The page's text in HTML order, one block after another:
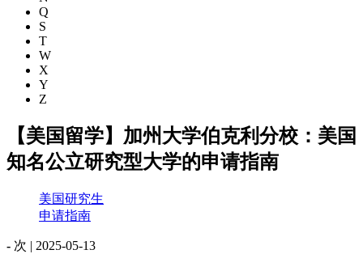
Q
S
T
W
X
Y
Z
【美国留学】加州大学伯克利分校：美国
知名公立研究型大学的申请指南
美国研究生
申请指南
- 次 | 2025-05-13